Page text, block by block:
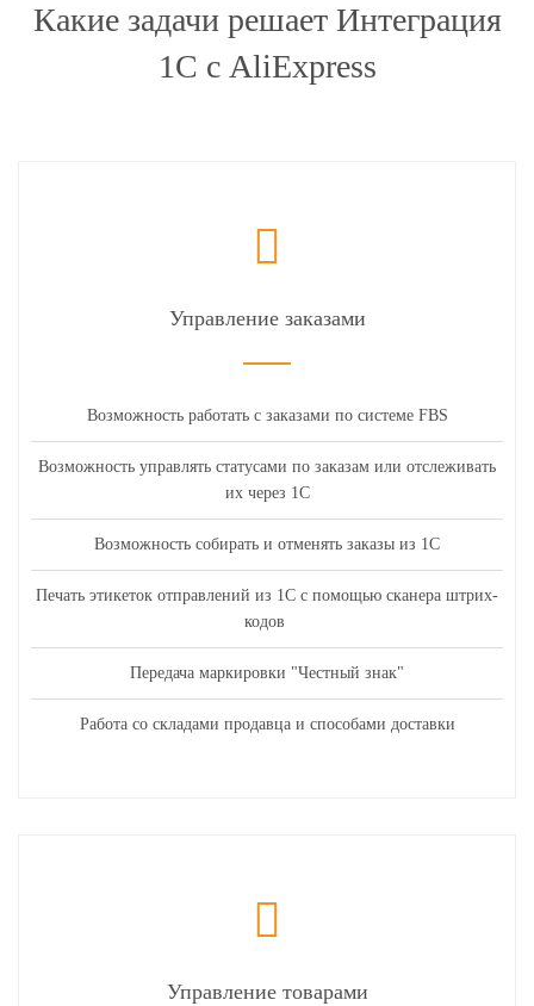
Какие задачи решает Интеграция
1С с AliExpress
Управление заказами
Возможность работать с заказами по системе FBS
Возможность управлять статусами по заказам или отслеживать
их через 1С
Возможность собирать и отменять заказы из 1С
Печать этикеток отправлений из 1С с помощью сканера штрих-
кодов
Передача маркировки "Честный знак"
Работа со складами продавца и способами доставки
Управление товарами